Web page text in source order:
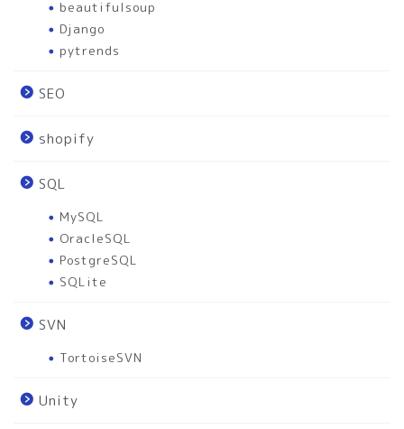
beautifulsoup
Django
pytrends
SEO
shopify
SQL
MySQL
OracleSQL
PostgreSQL
SQLite
SVN
TortoiseSVN
Unity